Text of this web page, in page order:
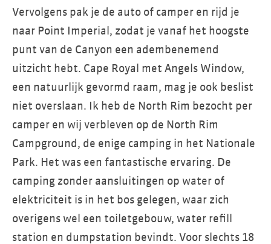
Vervolgens pak je de auto of camper en rijd je
naar Point Imperial, zodat je vanaf het hoogste
punt van de Canyon een adembenemend
uitzicht hebt. Cape Royal met Angels Window,
een natuurlijk gevormd raam, mag je ook beslist
niet overslaan. Ik heb de North Rim bezocht per
camper en wij verbleven op de North Rim
Campground, de enige camping in het Nationale
Park. Het was een fantastische ervaring. De
camping zonder aansluitingen op water of
elektriciteit is in het bos gelegen, waar zich
overigens wel een toiletgebouw, water refill
station en dumpstation bevindt. Voor slechts 18